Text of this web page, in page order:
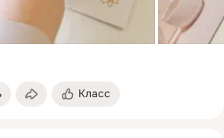
Класс